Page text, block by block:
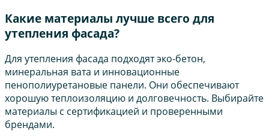
Какие материалы лучше всего для
утепления фасада?
Для утепления фасада подходят эко-бетон,
минеральная вата и инновационные
пенополиуретановые панели. Они обеспечивают
хорошую теплоизоляцию и долговечность. Выбирайте
материалы с сертификацией и проверенными
брендами.